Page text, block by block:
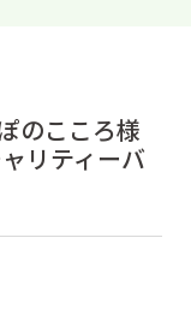
のこころ様
リティーバ